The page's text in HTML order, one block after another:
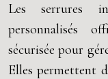
Les serrures
personnalisés
sécurisée pour
Elles permettent